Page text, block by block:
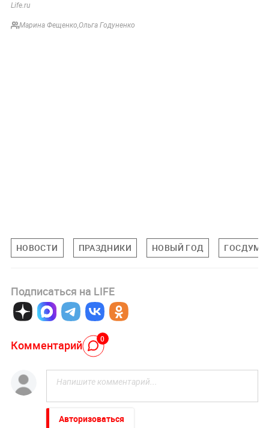
Life.ru
Марина Фещенко Ольга Годуненко
НОВОСТИ ПРАЗДНИКИ НОВЫЙ ГОД ГОСДУМА
Подписаться на LIFE
Комментарий 0
Авторизоваться